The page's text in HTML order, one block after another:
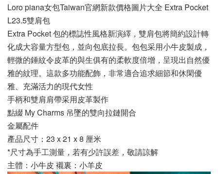
Loro piana女包Taiwan官網新款價格圖片大全 Extra Pocket
L23.5雙肩包
Extra Pocket 包的標誌性風格新演繹，雙肩包將簡約設計轉
化成大容量方型包，並向包底拉長。包包采用小牛皮製成，
輕微的錘紋令皮革的與生俱有的柔軟度倍增，呈現出自然優
雅的紋理。這款多功能配飾，非常適合追求細節和休閑優
雅、充滿活力的現代女性
手柄和雙肩肩帶采用皮革製作
點綴 My Charms 吊墜的雙向拉鏈開合
金屬配件
產品尺寸：23 x 21 x 8 厘米
*尺寸為手工測量，若有少許誤差，敬請諒解
主體：小牛皮 襯裏：小羊皮